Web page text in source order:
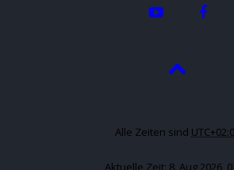
Alle Zeiten sind
Aktuelle Zeit: 8. Aug 2026,